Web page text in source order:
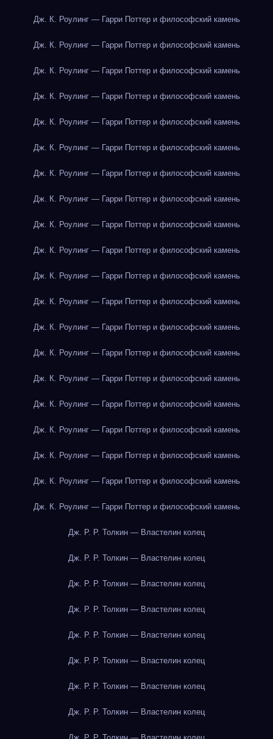
Дж. К. Роулинг — Гарри Поттер и философский камень
Дж. К. Роулинг — Гарри Поттер и философский камень
Дж. К. Роулинг — Гарри Поттер и философский камень
Дж. К. Роулинг — Гарри Поттер и философский камень
Дж. К. Роулинг — Гарри Поттер и философский камень
Дж. К. Роулинг — Гарри Поттер и философский камень
Дж. К. Роулинг — Гарри Поттер и философский камень
Дж. К. Роулинг — Гарри Поттер и философский камень
Дж. К. Роулинг — Гарри Поттер и философский камень
Дж. К. Роулинг — Гарри Поттер и философский камень
Дж. К. Роулинг — Гарри Поттер и философский камень
Дж. К. Роулинг — Гарри Поттер и философский камень
Дж. К. Роулинг — Гарри Поттер и философский камень
Дж. К. Роулинг — Гарри Поттер и философский камень
Дж. К. Роулинг — Гарри Поттер и философский камень
Дж. К. Роулинг — Гарри Поттер и философский камень
Дж. К. Роулинг — Гарри Поттер и философский камень
Дж. К. Роулинг — Гарри Поттер и философский камень
Дж. К. Роулинг — Гарри Поттер и философский камень
Дж. К. Роулинг — Гарри Поттер и философский камень
Дж. Р. Р. Толкин — Властелин колец
Дж. Р. Р. Толкин — Властелин колец
Дж. Р. Р. Толкин — Властелин колец
Дж. Р. Р. Толкин — Властелин колец
Дж. Р. Р. Толкин — Властелин колец
Дж. Р. Р. Толкин — Властелин колец
Дж. Р. Р. Толкин — Властелин колец
Дж. Р. Р. Толкин — Властелин колец